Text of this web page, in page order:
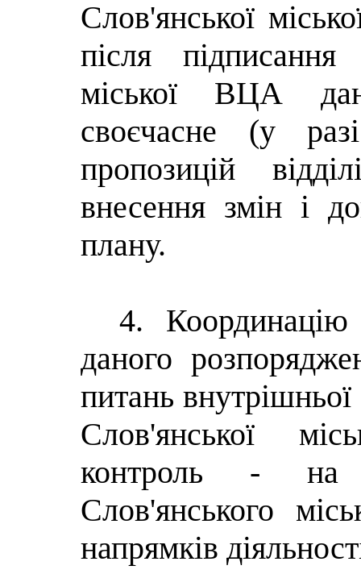
Слов'янської
після підписання
міської ВЦА
своєчасне (у
пропозицій
внесення змін і
плану.
4.
даного
питань
Слов'янської
контроль - на
Слов'янського
напрямків